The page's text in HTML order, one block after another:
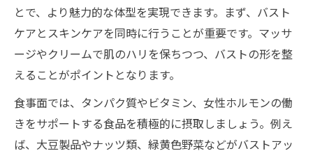
とで、より魅力的な体型を実現できます。まず、バスト
ケアとスキンケアを同時に行うことが重要です。マッサ
ージやクリームで肌のハリを保ちつつ、バストの形を整
えることがポイントとなります。
食事面では、タンパク質やビタミン、女性ホルモンの働
きをサポートする食品を積極的に摂取しましょう。例え
ば、大豆製品やナッツ類、緑黄色野菜などがバストアッ